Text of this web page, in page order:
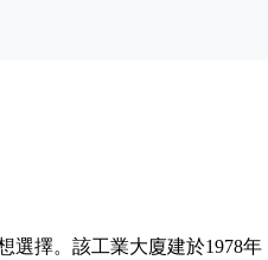
擇。該工業大廈建於1978